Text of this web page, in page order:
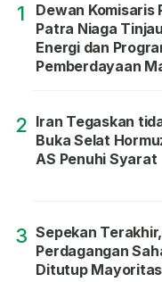
1
Dewan Komisaris
Patra Niaga
Energi dan
Pemberdayaan
2 Iran Tegaskan
Buka Selat
AS Penuhi Syarat
3 Sepekan
Perdagangan
Ditutup